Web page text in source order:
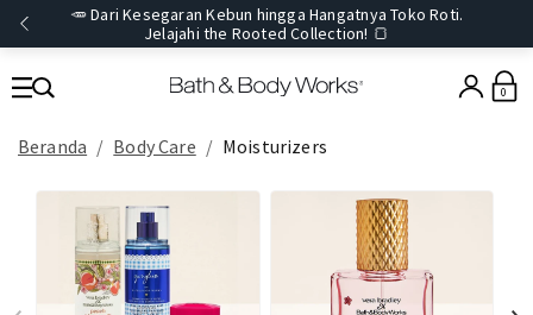
🥕 Dari Kesegaran Kebun hingga Hangatnya Toko Roti.
Jelajahi the Rooted Collection! 🍞
0
Beranda Body Care Moisturizers